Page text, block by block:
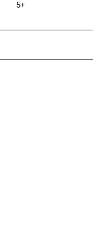
5+